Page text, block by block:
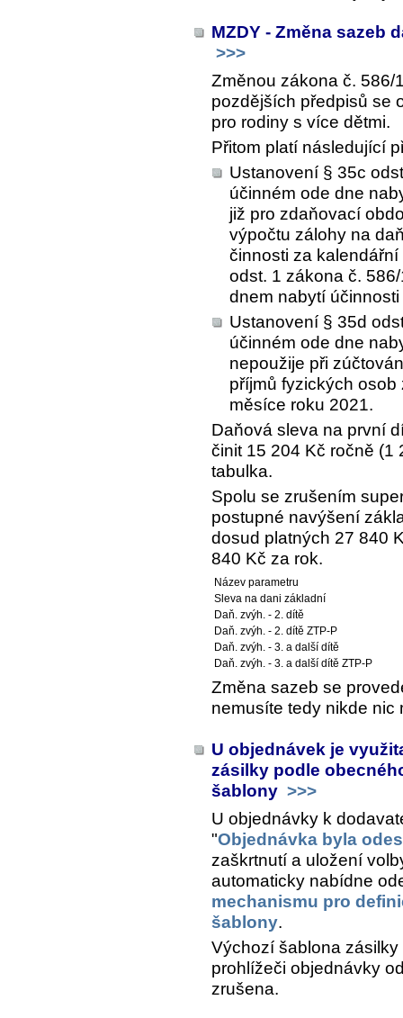
MZDY - Změna sazeb
>>>
Změnou zákona č. 586/
pozdějších předpisů se
pro rodiny s více dětmi.
Přitom platí následující
Ustanovení § 35c
účinném ode dne
již pro zdaňovací
výpočtu zálohy na
činnosti za
odst. 1 zákona č.
dnem nabytí
Ustanovení § 35d
účinném ode dne
nepoužije při
příjmů fyzických
měsíce roku 2021.
Daňová sleva na první
činit 15 204 Kč ročně
tabulka.
Spolu se zrušením
postupné navýšení
dosud platných 27 840
840 Kč za rok.
Název parametru
Sleva na dani základní
Daň. zvýh. - 2. dítě
Daň. zvýh. - 2. dítě ZTP-P
Daň. zvýh. - 3. a další dítě
Daň. zvýh. - 3. a další dítě ZTP-P
Změna sazeb se
nemusíte tedy nikde nic
U objednávek je
zásilky podle
šablony >>>
U objednávky k
"Objednávka byla
zaškrtnutí a uložení
automaticky nabídne
mechanismu pro
šablony.
Výchozí šablona
prohlížeči objednávky
zrušena.